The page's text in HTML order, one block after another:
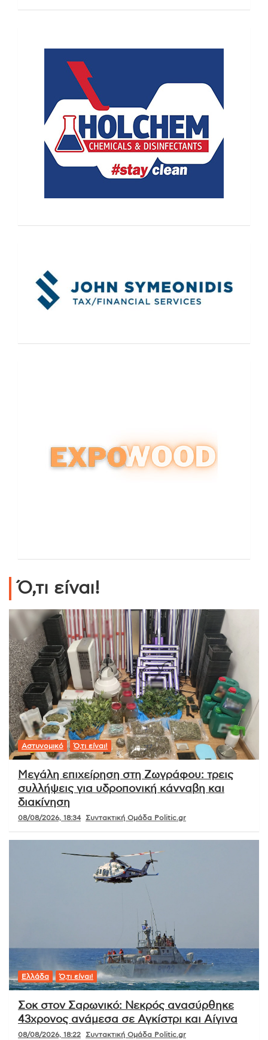
Ό,τι είναι!
Αστυνομικό Ό,τι είναι!
Μεγάλη επιχείρηση στη Ζωγράφου: τρεις
συλλήψεις για υδροπονική κάνναβη και
διακίνηση
08/08/2026, 18:34 Συντακτική Ομάδα Politic.gr
Ελλάδα Ό,τι είναι!
Σοκ στον Σαρωνικό: Νεκρός ανασύρθηκε
43χρονος ανάμεσα σε Αγκίστρι και Αίγινα
08/08/2026, 18:22 Συντακτική Ομάδα Politic.gr